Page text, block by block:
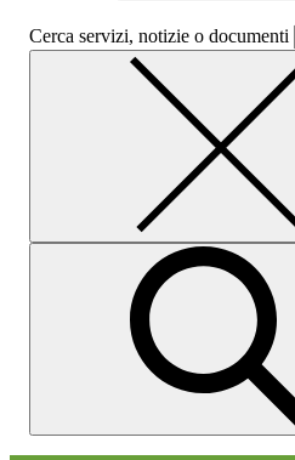
Cerca servizi, notizie o documenti